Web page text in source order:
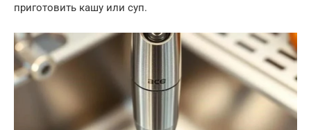
приготовить кашу или суп.